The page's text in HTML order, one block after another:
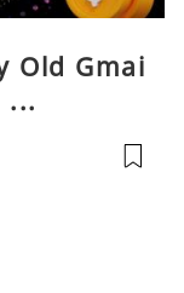
Old Gmai
...